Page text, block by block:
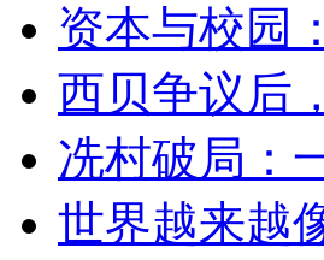
资本与校园
西贝争议后
冼村破局：
世界越来越